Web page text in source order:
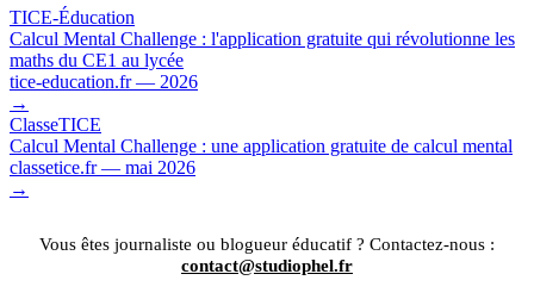
TICE-Éducation
Calcul Mental Challenge : l'application gratuite qui révolutionne les
maths du CE1 au lycée
tice-education.fr — 2026
→
ClasseTICE
Calcul Mental Challenge : une application gratuite de calcul mental
classetice.fr — mai 2026
→
Vous êtes journaliste ou blogueur éducatif ? Contactez-nous :
contact@studiophel.fr